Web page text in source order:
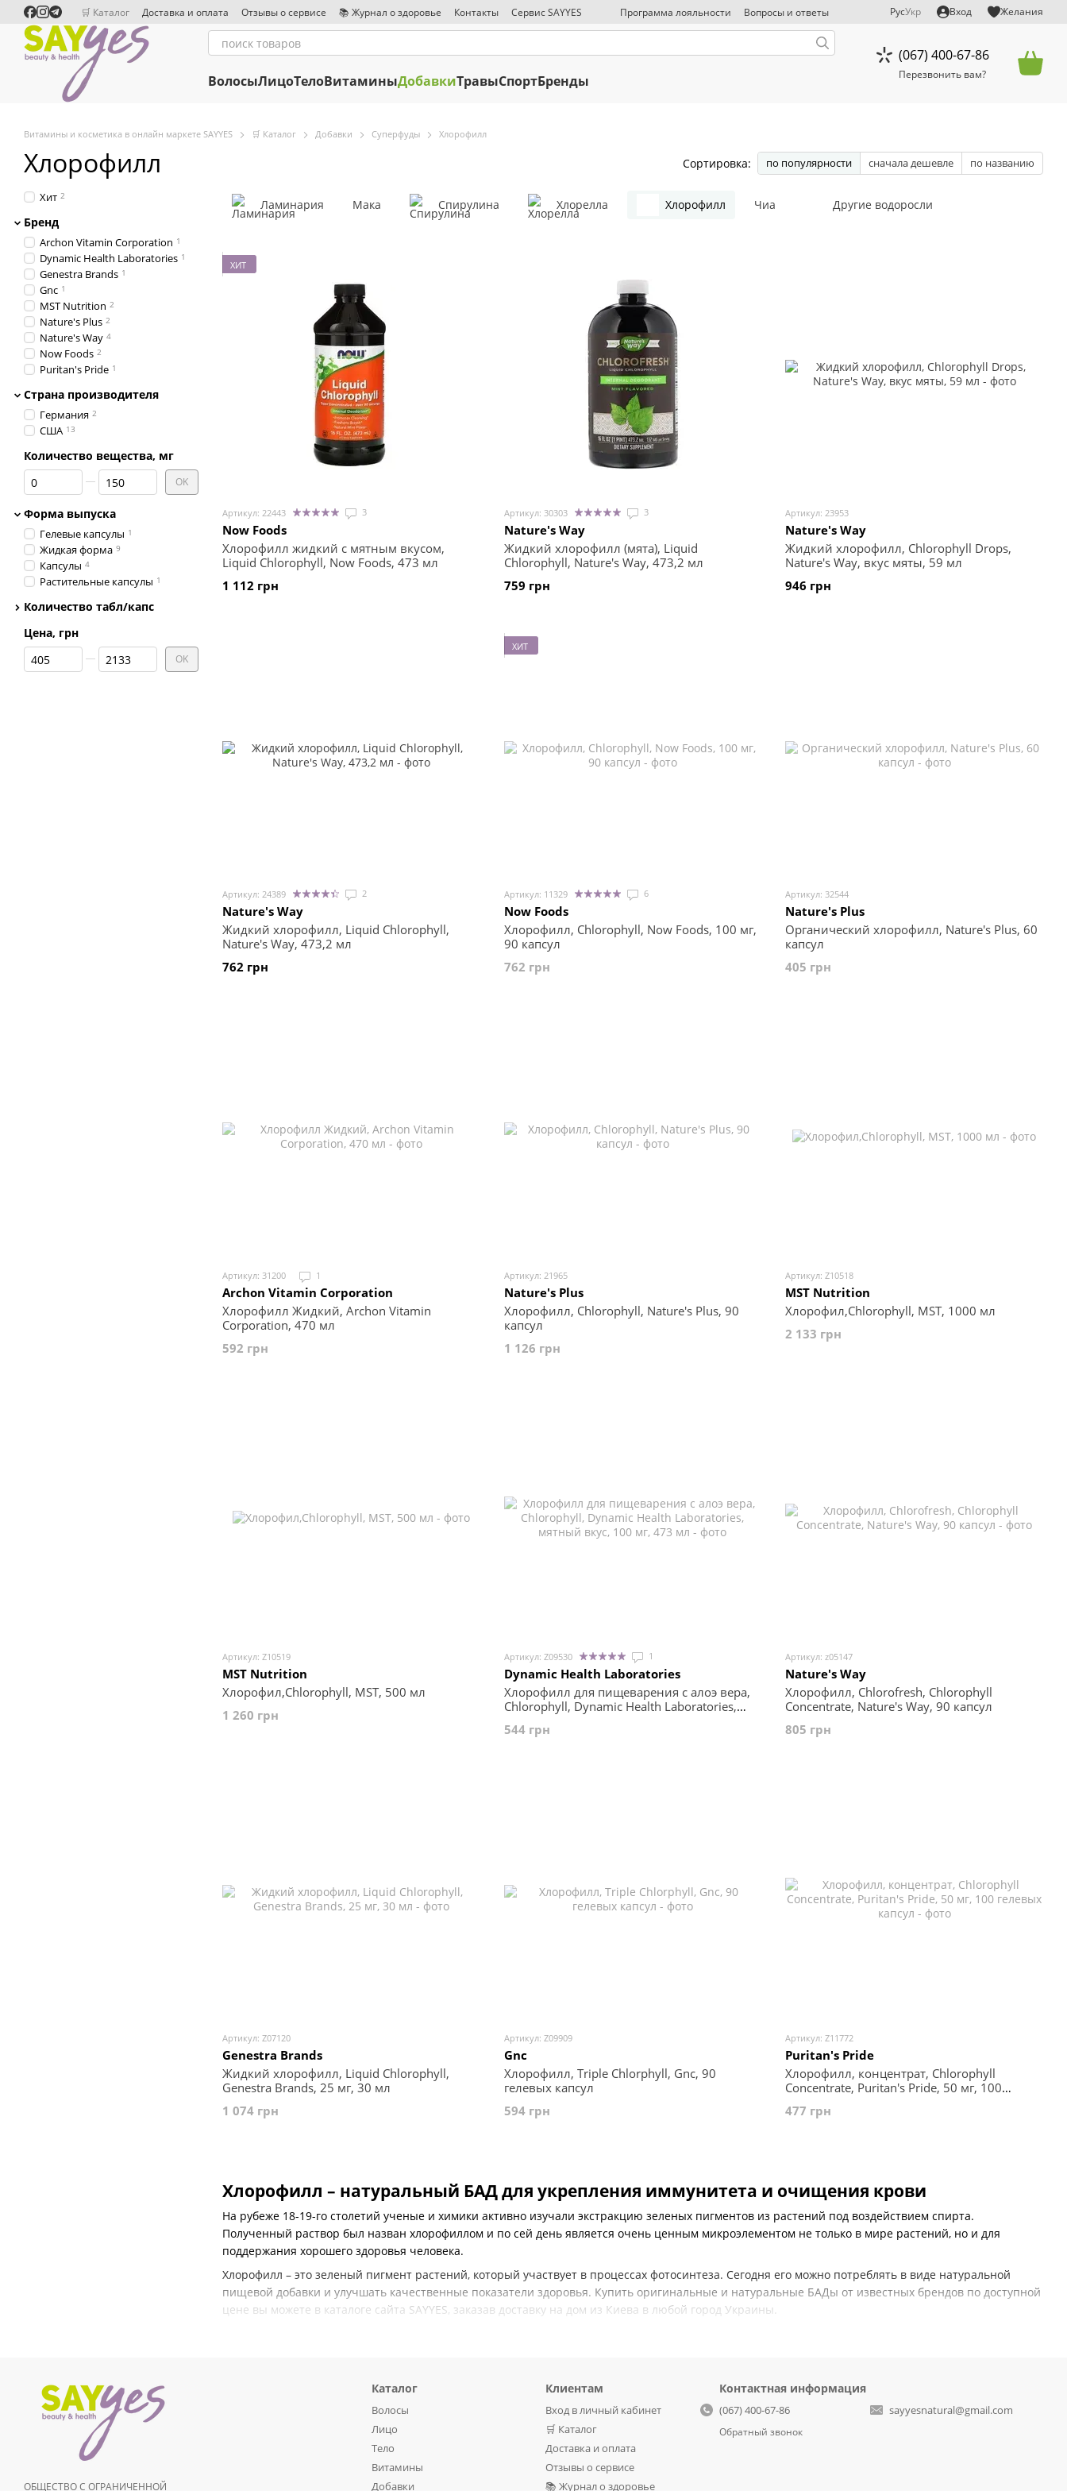
Перейти к основному контенту
🛒 Каталог Доставка и оплата Отзывы о сервисе 📚 Журнал о здоровье Контакты Сервис SAYYES Программа лояльности
Вопросы и ответы
Сотрудничество
Редакционная политика СМИ о нас Публичная оферта Политика конфиденциальности Отказ от ответственности
РусУкр Вход Желания
ВолосыЛицоТелоВитаминыДобавкиТравыСпортБренды
(067) 400-67-86
Перезвонить вам?
Витамины и косметика в онлайн маркете SAYYES 🛒 Каталог Добавки Суперфуды Хлорофилл
Хлорофилл Сортировка: по популярности сначала дешевле по названию
Ламинария Мака Спирулина Хлорелла Хлорофилл Чиа Другие водоросли
ХИТ
Артикул: 22443 3
Now Foods
Хлорофилл жидкий с мятным вкусом,
Liquid Chlorophyll, Now Foods, 473 мл
1 112 грн
Артикул: 30303 3
Nature's Way
Жидкий хлорофилл (мята), Liquid
Chlorophyll, Nature's Way, 473,2 мл
759 грн
Артикул: 23953
Nature's Way
Жидкий хлорофилл, Chlorophyll Drops,
Nature's Way, вкус мяты, 59 мл
946 грн
Артикул: 24389 2
Nature's Way
Жидкий хлорофилл, Liquid Chlorophyll,
Nature's Way, 473,2 мл
762 грн
ХИТ
Артикул: 11329 6
Now Foods
Хлорофилл, Chlorophyll, Now Foods, 100 мг,
90 капсул
762 грн
Артикул: 32544
Nature's Plus
Органический хлорофилл, Nature's Plus, 60
капсул
405 грн
Артикул: 31200 1
Archon Vitamin Corporation
Хлорофилл Жидкий, Archon Vitamin
Corporation, 470 мл
592 грн
Артикул: 21965
Nature's Plus
Хлорофилл, Chlorophyll, Nature's Plus, 90
капсул
1 126 грн
Артикул: Z10518
MST Nutrition
Хлорофил,Chlorophyll, MST, 1000 мл
2 133 грн
Артикул: Z10519
MST Nutrition
Хлорофил,Chlorophyll, MST, 500 мл
1 260 грн
Артикул: Z09530 1
Dynamic Health Laboratories
Хлорофилл для пищеварения с алоэ вера,
Chlorophyll, Dynamic Health Laboratories,
544 грн
Артикул: z05147
Nature's Way
Хлорофилл, Chlorofresh, Chlorophyll
Concentrate, Nature's Way, 90 капсул
805 грн
Артикул: Z07120
Genestra Brands
Жидкий хлорофилл, Liquid Chlorophyll,
Genestra Brands, 25 мг, 30 мл
1 074 грн
Артикул: Z09909
Gnc
Хлорофилл, Triple Chlorphyll, Gnc, 90
гелевых капсул
594 грн
Артикул: Z11772
Puritan's Pride
Хлорофилл, концентрат, Chlorophyll
Concentrate, Puritan's Pride, 50 мг, 100
477 грн
Хлорофилл – натуральный БАД для укрепления иммунитета и очищения крови
На рубеже 18-19-го столетий ученые и химики активно изучали экстракцию зеленых пигментов из растений под воздействием спирта.
Полученный раствор был назван хлорофиллом и по сей день является очень ценным микроэлементом не только в мире растений, но и для
поддержания хорошего здоровья человека.
Хлорофилл – это зеленый пигмент растений, который участвует в процессах фотосинтеза. Сегодня его можно потреблять в виде натуральной
пищевой добавки и улучшать качественные показатели здоровья. Купить оригинальные и натуральные БАДы от известных брендов по доступной
цене вы можете в каталоге сайта SAYYES, заказав доставку на дом из Киева в любой город Украины.
стоматологической сфере данная смесь полезна, чтобы обеспечить профилактику кариеса и предотвратить возникновение неприятного запаха в
В 1940-ом году в научной статье было указано, что хлорофилл активизирует процессы восстановления тканей после оперативных вмешательств.
В составе хлорофилла присутствует такой комплекс питательных веществ:
Хит 2
Бренд
Archon Vitamin Corporation 1
Dynamic Health Laboratories 1
Genestra Brands 1
Gnc 1
MST Nutrition 2
Nature's Plus 2
Nature's Way 4
Now Foods 2
Puritan's Pride 1
Страна производителя
Германия 2
США 13
Количество вещества, мг
От Количество вещества, мг
До Количество вещества, мгOK
Форма выпуска
Гелевые капсулы 1
Жидкая форма 9
Капсулы 4
Растительные капсулы 1
Количество табл/капс
Цена, грн
От Цена, грн
До Цена, грн OK
ОБЩЕСТВО С ОГРАНИЧЕННОЙ
Каталог
Волосы
Лицо
Тело
Витамины
Добавки
Клиентам
Вход в личный кабинет
🛒 Каталог
Доставка и оплата
Отзывы о сервисе
📚 Журнал о здоровье
Контактная информация
(067) 400-67-86
Обратный звонок
sayyesnatural@gmail.com